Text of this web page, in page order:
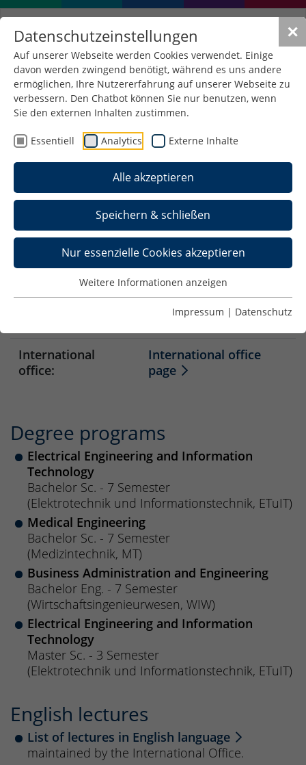
✕
Datenschutzeinstellungen
Auf unserer Webseite werden Cookies verwendet. Einige
davon werden zwingend benötigt, während es uns andere
ermöglichen, Ihre Nutzererfahrung auf unserer Webseite zu
verbessern. Den Chatbot können Sie nur benutzen, wenn
Sie den externen Inhalten zustimmen.
Essentiell Analytics Externe Inhalte
Alle akzeptieren
Speichern & schließen
Nur essenzielle Cookies akzeptieren
Weitere Informationen anzeigen
Impressum | Datenschutz
Information for
international students
Welcome to Schmalkalden University of Applied
Science.
Here you can find important information about
study opportunities.
Contact
International
coordinator:
Prof. Dr.-Ing. Maria
Schweigel
Mrs. Storandt
International
office:
International office
page
Degree programs
Electrical Engineering and Information
Technology
Bachelor Sc. - 7 Semester
(Elektrotechnik und Informationstechnik, ETuIT)
Medical Engineering
Bachelor Sc. - 7 Semester
(Medizintechnik, MT)
Business Administration and Engineering
Bachelor Eng. - 7 Semester
(Wirtschaftsingenieurwesen, WIW)
Electrical Engineering and Information
Technology
Master Sc. - 3 Semester
(Elektrotechnik und Informationstechnik, ETuIT)
English lectures
List of lectures in English language
maintained by the International Office.